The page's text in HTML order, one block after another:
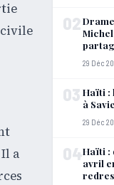
civile
a
02
29 Déc
03 Haïti :
à
29 Déc
04Haïti :
avril